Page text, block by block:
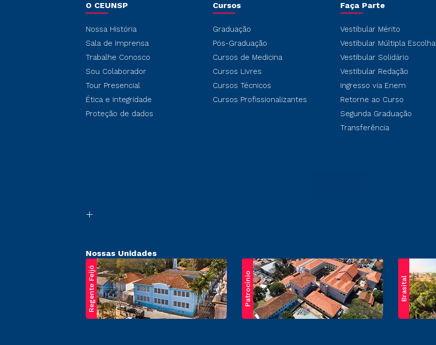
O CEUNSP
Nossa História
Sala de Imprensa
Trabalhe Conosco
Sou Colaborador
Tour Presencial
Ética e Integridade
Proteção de dados
Cursos
Graduação
Pós-Graduação
Cursos de Medicina
Cursos Livres
Cursos Técnicos
Cursos Profissionalizantes
Faça Parte
Vestibular Mérito
Vestibular Múltipla Escolha
Vestibular Solidário
Vestibular Redação
Ingresso via Enem
Retorne ao Curso
Segunda Graduação
Transferência
Nossas Unidades
Regente Feijó Patrocínio Brasital